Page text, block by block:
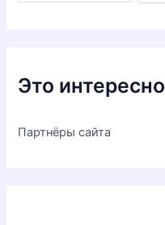
Это интересно
Партнёры сайта